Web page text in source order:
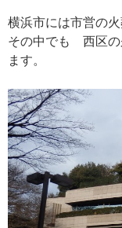
横浜市には市営の
その中でも 西区の
ます。